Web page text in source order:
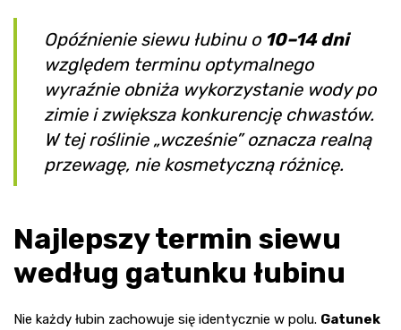
Opóźnienie siewu łubinu o 10–14 dni
względem terminu optymalnego
wyraźnie obniża wykorzystanie wody po
zimie i zwiększa konkurencję chwastów.
W tej roślinie „wcześnie” oznacza realną
przewagę, nie kosmetyczną różnicę.
Najlepszy termin siewu
według gatunku łubinu
Nie każdy łubin zachowuje się identycznie w polu. Gatunek